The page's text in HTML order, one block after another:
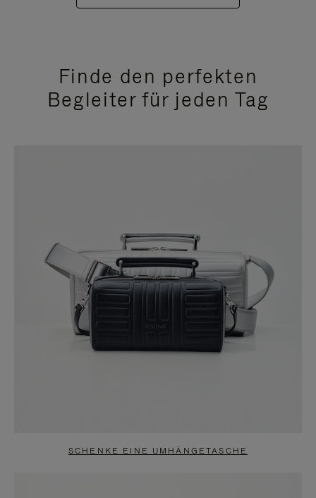
Finde den perfekten
Begleiter für jeden Tag
SCHENKE EINE UMHÄNGETASCHE